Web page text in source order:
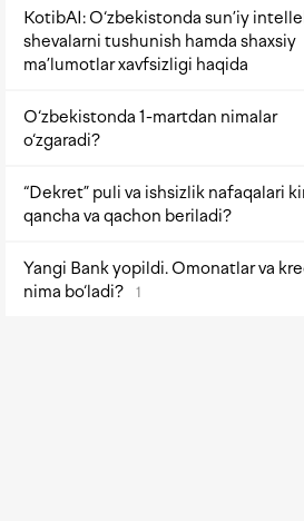
KotibAI: O‘zbekistonda sun’iy
shevalarni tushunish hamda shaxsiy
ma’lumotlar xavfsizligi haqida
O‘zbekistonda 1-martdan nimalar
o‘zgaradi?
“Dekret” puli va ishsizlik nafaqalari
qancha va qachon beriladi?
Yangi Bank yopildi. Omonatlar va
nima bo‘ladi?
1